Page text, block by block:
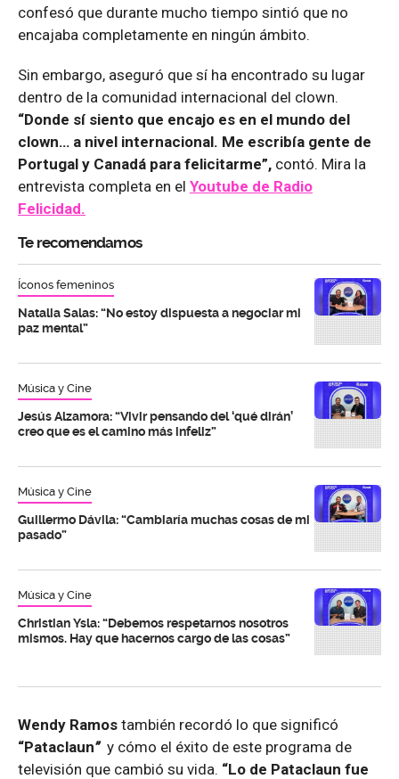
confesó que durante mucho tiempo sintió que no
encajaba completamente en ningún ámbito.
Sin embargo, aseguró que sí ha encontrado su lugar
dentro de la comunidad internacional del clown.
“Donde sí siento que encajo es en el mundo del
clown… a nivel internacional. Me escribía gente de
Portugal y Canadá para felicitarme”, contó. Mira la
entrevista completa en el Youtube de Radio
Felicidad.
Te recomendamos
Íconos femeninos
Natalia Salas: “No estoy dispuesta a negociar mi
paz mental”
Música y Cine
Jesús Alzamora: “Vivir pensando del ‘qué dirán’
creo que es el camino más infeliz”
Música y Cine
Guillermo Dávila: “Cambiaría muchas cosas de mi
pasado”
Música y Cine
Christian Ysla: “Debemos respetarnos nosotros
mismos. Hay que hacernos cargo de las cosas”
Wendy Ramos también recordó lo que significó
“Pataclaun” y cómo el éxito de este programa de
televisión que cambió su vida. “Lo de Pataclaun fue